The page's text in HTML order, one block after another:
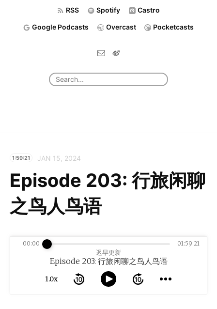
RSS Spotify Castro
Google Podcasts Overcast Pocketcasts
1:59:21 JAN 15, 2024
Episode 203: 行旅闲聊
之鸟人鸟语
迟早更新
Episode 203: 行旅闲聊之鸟人鸟语
1.0x
00:00 01:59:21